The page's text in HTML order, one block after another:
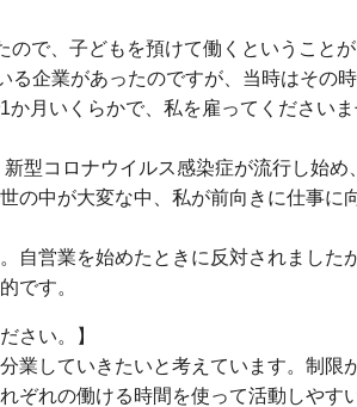
で、子どもを預けて働くということが
企業があったのですが、当時はその
月いくらかで、私を雇ってください
型コロナウイルス感染症が流行し始
中が大変な中、私が前向きに仕事に
営業を始めたときに反対されました
です。
さい。】
業していきたいと考えています。制限
れの働ける時間を使って活動しやす